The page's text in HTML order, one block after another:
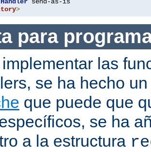
>
para
las
se ha hecho
que puede que
se ha
a la estructura